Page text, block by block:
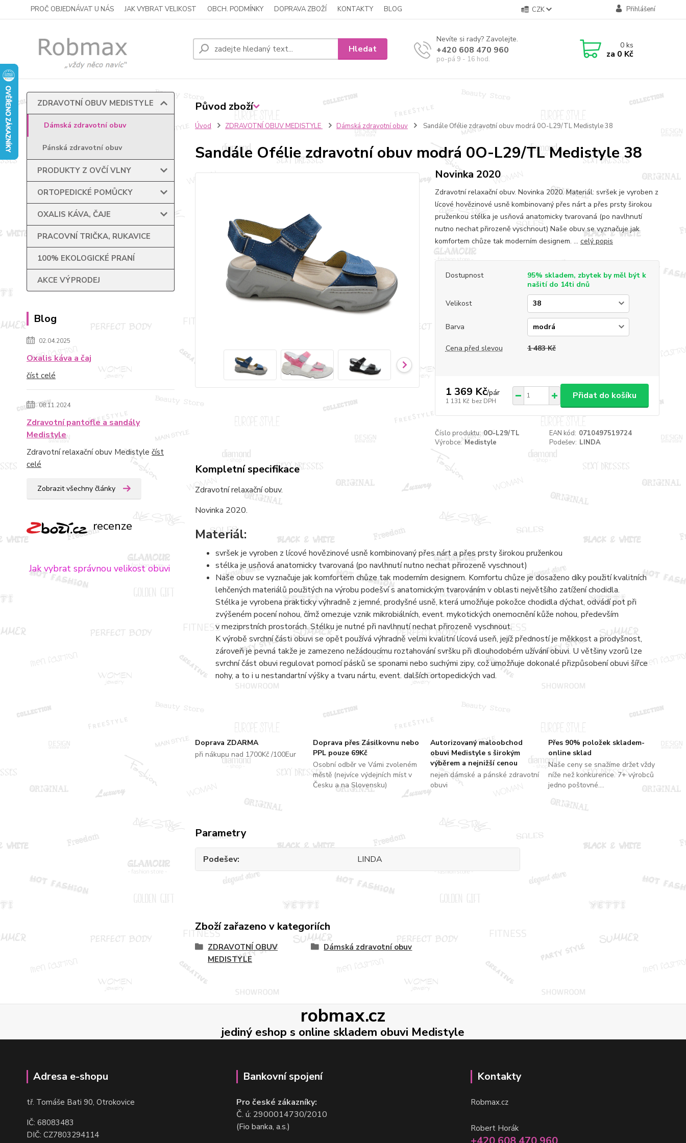
PROČ OBJEDNÁVAT U NÁS JAK VYBRAT VELIKOST OBCH. PODMÍNKY DOPRAVA ZBOŽÍ KONTAKTY BLOG CZK Přihlášení
Hledat
Nevíte si rady? Zavolejte.
+420 608 470 960
po-pá 9 - 16 hod.
0ks
za 0 Kč
ZDRAVOTNÍ OBUV MEDISTYLE
Dámská zdravotní obuv
Pánská zdravotní obuv
PRODUKTY Z OVČÍ VLNY
ORTOPEDICKÉ POMŮCKY
OXALIS KÁVA, ČAJE
PRACOVNÍ TRIČKA, RUKAVICE
100% EKOLOGICKÉ PRANÍ
AKCE VÝPRODEJ
Blog
02.04.2025
Oxalis káva a čaj
číst celé
08.11.2024
Zdravotní pantofle a sandály
Medistyle
Zdravotní relaxační obuv Medistyle číst
celé
Zobrazit všechny články
recenze
Jak vybrat správnou velikost obuvi
Úvod ZDRAVOTNÍ OBUV MEDISTYLE Dámská zdravotní obuv Sandále Ofélie zdravotní obuv modrá 0O-L29/TL Medistyle 38
Sandále Ofélie zdravotní obuv modrá 0O-L29/TL Medistyle 38
Novinka 2020
Zdravotní relaxační obuv. Novinka 2020. Materiál: svršek je vyroben z
lícové hovězinové usně kombinovaný přes nárt a přes prsty širokou
pruženkou stélka je usňová anatomicky tvarovaná (po navlhnutí
nutno nechat přirozeně vyschnout) Naše obuv se vyznačuje jak
komfortem chůze tak moderním designem. ... celý popis
Dostupnost
95% skladem, zbytek by měl být k
našití do 14ti dnů
Velikost
Barva
Cena před slevou 1 483 Kč
1 369 Kč/pár
1 131 Kč bez DPH
Přidat do košíku
Číslo produktu: 0O-L29/TL EAN kód: 0710497519724
Výrobce: Medistyle Podešev: LINDA
Doprava ZDARMA
při nákupu nad 1700Kč /100Eur
Doprava přes Zásilkovnu nebo
PPL pouze 69Kč
Osobní odběr ve Vámi zvoleném
městě (nejvíce výdejních míst v
Česku a na Slovensku)
Autorizovaný maloobchod
obuvi Medistyle s širokým
výběrem a nejnižší cenou
nejen dámské a pánské zdravotní
obuvi
Přes 90% položek skladem-
online sklad
Naše ceny se snažíme držet vždy
níže než konkurence. 7+ výrobců
jedno poštovné....
Kompletní specifikace
Zdravotní relaxační obuv.
Novinka 2020.
Materiál:
svršek je vyroben z lícové hovězinové usně kombinovaný přes nárt a přes prsty širokou pruženkou
stélka je usňová anatomicky tvarovaná (po navlhnutí nutno nechat přirozeně vyschnout)
Naše obuv se vyznačuje jak komfortem chůze tak moderním designem. Komfortu chůze je dosaženo díky použití kvalitních
lehčených materiálů použitých na výrobu podešví s anatomickým tvarováním v oblasti největšího zatížení chodidla.
Stélka je vyrobena prakticky výhradně z jemné, prodyšné usně, která umožňuje pokožce chodidla dýchat, odvádí pot při
zvýšeném pocení nohou, čímž omezuje vznik mikrobiálních, event. mykotických onemocnění kůže nohou, především
v meziprstních prostorách. Stélku je nutné při navlhnutí nechat přirozeně vyschnout.
K výrobě svrchní části obuvi se opět používá výhradně velmi kvalitní lícová useň, jejíž předností je měkkost a prodyšnost,
zároveň je pevná takže je zamezeno nežádoucímu roztahování svršku při dlouhodobém užívání obuvi. U většiny vzorů lze
svrchní část obuvi regulovat pomocí pásků se sponami nebo suchými zipy, což umožňuje dokonalé přizpůsobení obuvi šířce
nohy, a to i u nestandartní výšky a tvaru nártu, event. dalších ortopedických vad.
Původ zboží
Parametry
Podešev LINDA
Zboží zařazeno v kategoriích
ZDRAVOTNÍ OBUV
MEDISTYLE
Dámská zdravotní obuv
robmax.cz
jediný eshop s online skladem obuvi Medistyle
Adresa e-shopu
tř. Tomáše Bati 90, Otrokovice
IČ: 68083483
DIČ: CZ7803294114
Bankovní spojení
Pro české zákazníky:
Č. ú: 2900014730/2010
(Fio banka, a.s.)
Kontakty
Robmax.cz
Robert Horák